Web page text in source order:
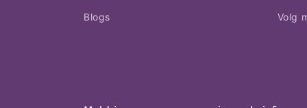
Blogs Volg